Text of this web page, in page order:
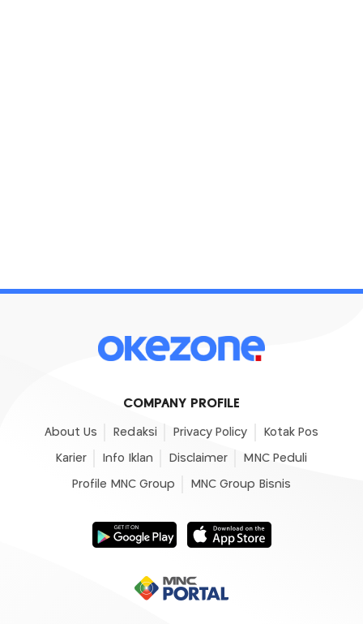
COMPANY PROFILE
About Us Redaksi Privacy Policy Kotak Pos
Karier Info Iklan Disclaimer MNC Peduli
Profile MNC Group MNC Group Bisnis